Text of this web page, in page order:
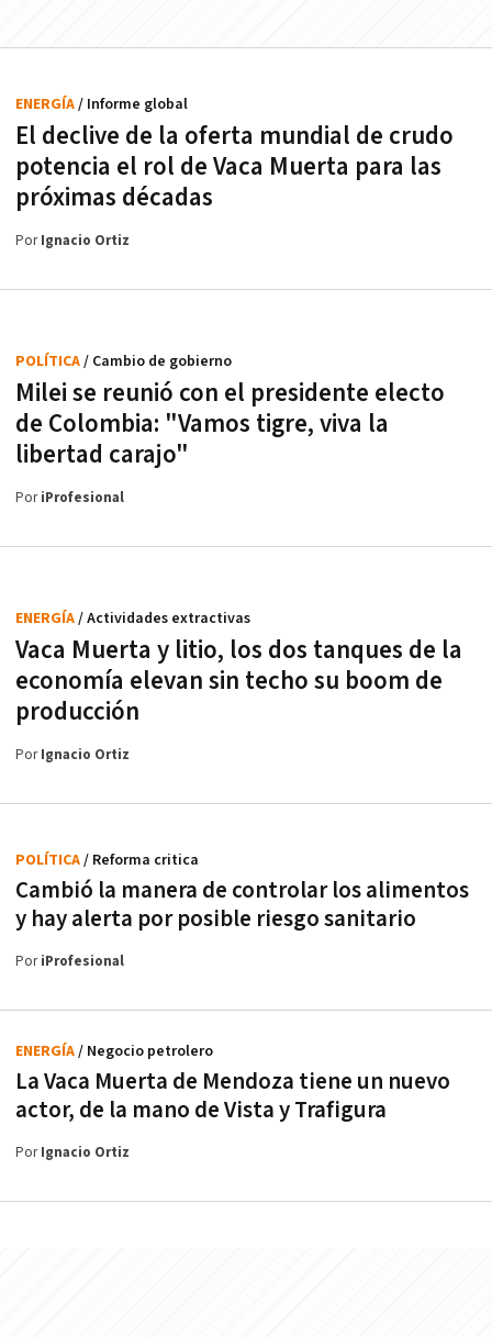
El declive de la oferta mundial de crudo
potencia el rol de Vaca Muerta para las
próximas décadas
ENERGÍA/ Informe global
PorIgnacio Ortiz
Milei se reunió con el presidente electo
de Colombia: "Vamos tigre, viva la
libertad carajo"
POLÍTICA/ Cambio de gobierno
PoriProfesional
Vaca Muerta y litio, los dos tanques de la
economía elevan sin techo su boom de
producción
ENERGÍA/ Actividades extractivas
PorIgnacio Ortiz
Cambió la manera de controlar los alimentos
y hay alerta por posible riesgo sanitario
POLÍTICA/ Reforma critica
PoriProfesional
La Vaca Muerta de Mendoza tiene un nuevo
actor, de la mano de Vista y Trafigura
ENERGÍA/ Negocio petrolero
PorIgnacio Ortiz